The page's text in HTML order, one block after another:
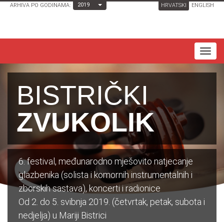
ARHIVA PO GODINAMA: 2019 Toggle Dropdown HRVATSKI ENGLISH
T
a
g
BISTRIČKI
ZVUKOLIK
6. festival, međunarodno mješovito natjecanje
glazbenika (solista i komornih instrumentalnih i
zborskih sastava), koncerti i radionice
Od 2. do 5. svibnja 2019. (četvrtak, petak, subota i
nedjelja) u Mariji Bistrici